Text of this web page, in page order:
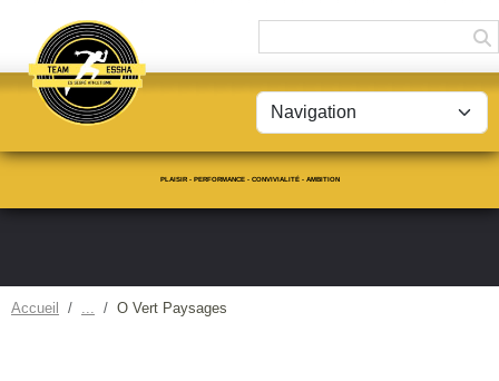
PLAISIR - PERFORMANCE - CONVIVIALITÉ - AMBITION
Accueil O Vert Paysages